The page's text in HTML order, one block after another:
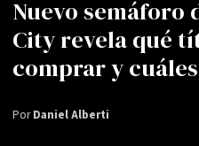
Nuevo semáforo
City revela qué
comprar y
PorDaniel Alberti